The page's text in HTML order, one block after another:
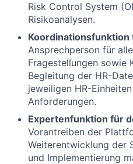
Risk Control System
Risikoanalysen.
Ansprechperson für
Fragestellungen sowie
Begleitung der HR-
jeweiligen HR-
Anforderungen.
Expertenfunktion für
Vorantreiben der
Weiterentwicklung der
und Implementierung